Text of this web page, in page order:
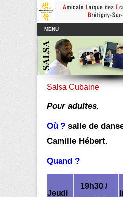
Amicale Laïque des Ecoles
Menu principal
Aller au contenu
MENU
Salsa Cubaine
Pour adultes.
Où ? salle de
Camille Hébert.
Quand ?
Jeudi
19h30 /